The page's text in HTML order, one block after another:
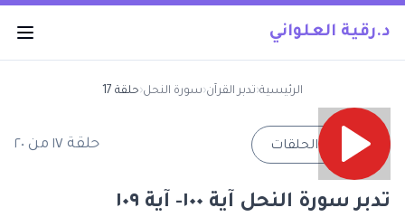
د.رقية العلواني
الرئيسية‹تدبر القرآن‹سورة النحل‹حلقة 17
→ جميع الحلقات حلقة ١٧ من ٢٠
تدبر سورة النحل آية ١٠٠- آية ١٠٩